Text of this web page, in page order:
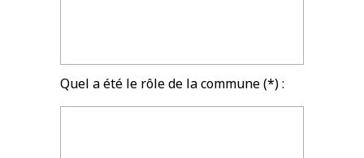
Quel a été le rôle de la commune (*) :